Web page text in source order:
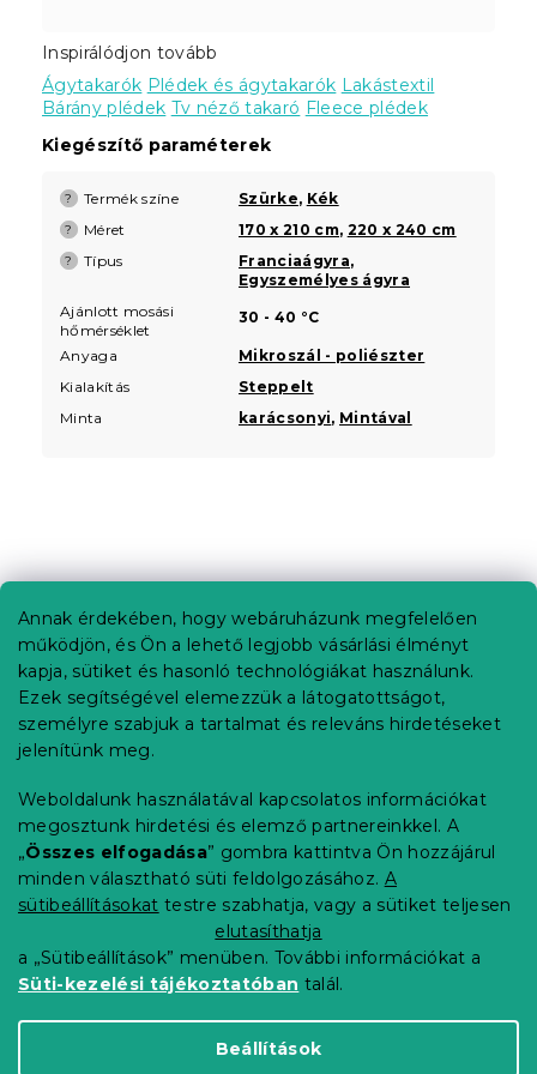
Annak érdekében, hogy webáruházunk megfelelően
működjön, és Ön a lehető legjobb vásárlási élményt
kapja, sütiket és hasonló technológiákat használunk.
Ezek segítségével elemezzük a látogatottságot,
személyre szabjuk a tartalmat és releváns hirdetéseket
jelenítünk meg.
Weboldalunk használatával kapcsolatos információkat
megosztunk hirdetési és elemző partnereinkkel. A
„Összes elfogadása” gombra kattintva Ön hozzájárul
minden választható süti feldolgozásához. A
sütibeállításokat testre szabhatja, vagy a sütiket teljesen
elutasíthatja
a „Sütibeállítások” menüben. További információkat a
Süti-kezelési tájékoztatóban talál.
Beállítások
Inspirálódjon tovább
Ágytakarók Plédek és ágytakarók Lakástextil
Bárány plédek Tv néző takaró Fleece plédek
Kiegészítő paraméterek
? Termék színe Szürke, Kék
? Méret 170 x 210 cm, 220 x 240 cm
? Típus Franciaágyra,
Egyszemélyes ágyra
Ajánlott mosási
hőmérséklet
30 - 40 °C
Anyaga
Mikroszál - poliészter
Kialakítás
Steppelt
Minta
karácsonyi, Mintával
á
Információ az Ön számára
Rendelés követése
Szállítási lehetőségek
Fizetési lehetőségek
Reklamáció és áruvisszaküldés
Elérhetőség
Általános szerződési feltételek
Adatvédelmi nyilatkozat
Blog
Partnereinknek